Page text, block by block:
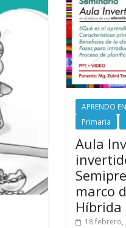
APRENDO
Primaria
Aula
marco
Híbrida
18 febrero,